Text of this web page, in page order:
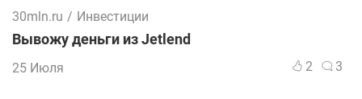
30mln.ru / Инвестиции
Вывожу деньги из Jetlend
25 Июля 2 3